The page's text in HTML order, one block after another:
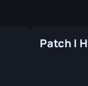
Patch |